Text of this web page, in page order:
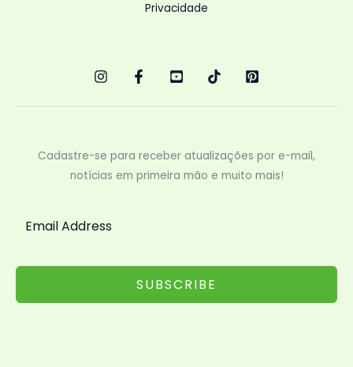
Privacidade
Cadastre-se para receber atualizações por e-mail,
notícias em primeira mão e muito mais!
SUBSCRIBE